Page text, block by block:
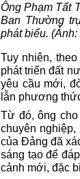
Ông Phạm Tất
Ban Thường
phát biểu.
Tuy nhiên,
phát triển đất
yêu cầu mới,
lẫn phương
Từ đó, ông
chuyên
của Đảng đã
sáng tạo để
cảnh mới, đặc